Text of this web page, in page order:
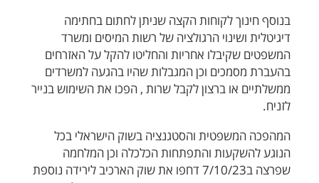
בנוסף חינוך לקוחות הקצה שניתן לחתום בחתימה
דיגיטלית ושינוי הרגולציה של רשות המיסים ומשרד
המשפטים שקיבלו אחריות והחליטו להקל על האזרחים
בהעברת מסמכים וכן המגבלות שהיו בהגעה למשרדים
ממשלתיים או ברצון לקבל שרות , הפכו את השימוש בנייר
לזניח.
המהפכה המשפטית והסטגנציה בשוק הישראלי בכל
הנוגע להשקעות והתפתחות הכלכלה וכן המלחמה
שפרצה ב7/10/23 דחפו את שוק הארכיב לירידה נוספת